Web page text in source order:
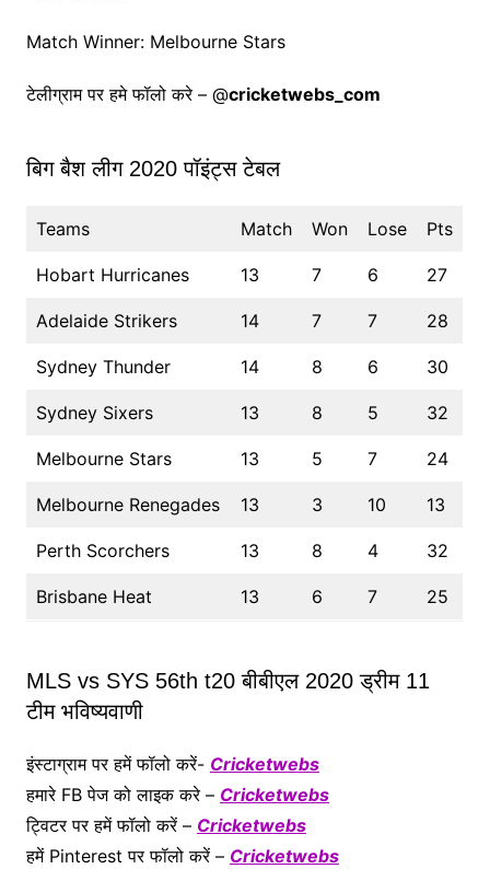
Match Winner: Melbourne Stars
टेलीग्राम पर हमे फॉलो करे – @cricketwebs_com
बिग बैश लीग 2020 पॉइंट्स टेबल
Teams Match Won Lose Pts
Hobart Hurricanes 13 7 6 27
Adelaide Strikers 14 7 7 28
Sydney Thunder 14 8 6 30
Sydney Sixers 13 8 5 32
Melbourne Stars 13 5 7 24
Melbourne Renegades 13 3 10 13
Perth Scorchers 13 8 4 32
Brisbane Heat 13 6 7 25
MLS vs SYS 56th t20 बीबीएल 2020 ड्रीम 11
टीम भविष्यवाणी
इंस्टाग्राम पर हमें फॉलो करें- Cricketwebs
हमारे FB पेज को लाइक करे – Cricketwebs
ट्विटर पर हमें फॉलो करें – Cricketwebs
हमें Pinterest पर फॉलो करें – Cricketwebs